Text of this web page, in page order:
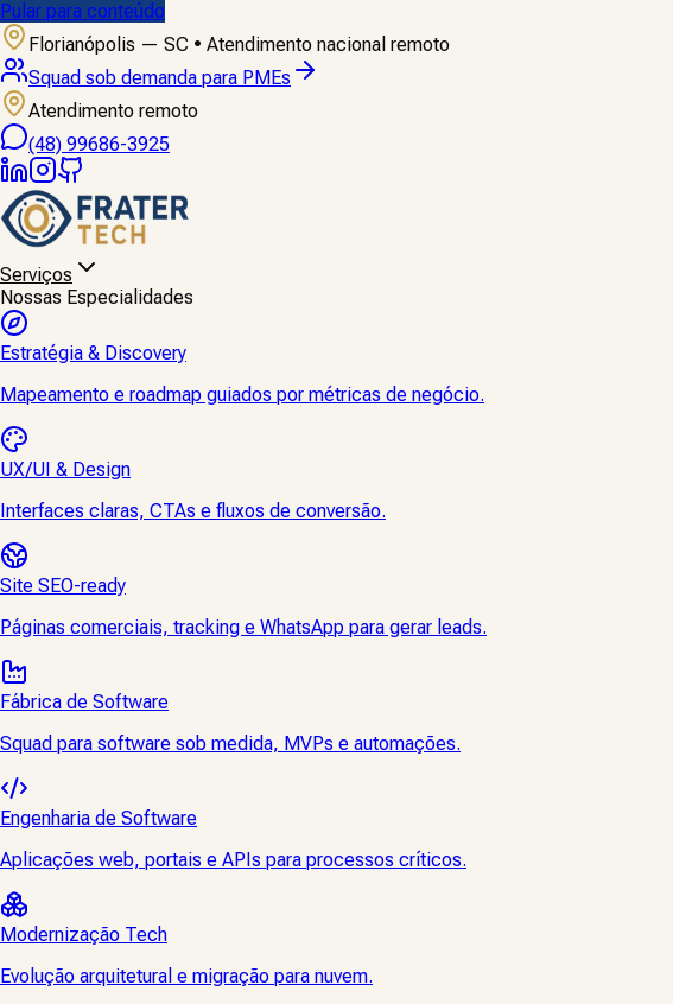
Pular para conteúdo
Florianópolis — SC • Atendimento nacional remoto
Diagnóstico de SEO, WhatsApp e CRM
Atendimento remoto
(48) 99686-3925
Serviços
Nossas Especialidades
Estratégia & Discovery
Mapeamento e roadmap guiados por métricas de negócio.
UX/UI & Design
Interfaces claras, CTAs e fluxos de conversão.
Site SEO-ready
Páginas comerciais, tracking e WhatsApp para gerar leads.
Fábrica de Software
Squad para software sob medida, MVPs e automações.
Engenharia de Software
Aplicações web, portais e APIs para processos críticos.
Modernização Tech
Evolução arquitetural e migração para nuvem.